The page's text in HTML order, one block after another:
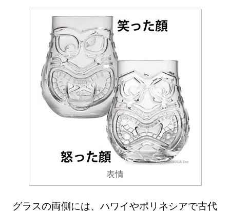
表情
グラスの両側には、ハワイやポリネシアで古代